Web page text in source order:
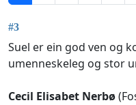
#3
Suel er ein god ven og
umenneskeleg og stor
Cecil Elisabet Nerbø